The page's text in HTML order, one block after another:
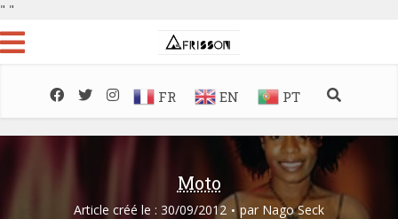
" "
FR EN PT
Moto
Article créé le : 30/09/2012 par Nago Seck